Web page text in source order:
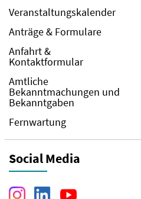
Veranstaltungskalender
Anträge & Formulare
Anfahrt &
Kontaktformular
Amtliche
Bekanntmachungen und
Bekanntgaben
Fernwartung
Social Media